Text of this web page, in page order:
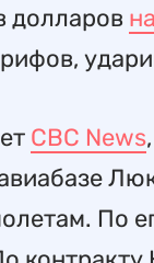
долларов
CBC News
По